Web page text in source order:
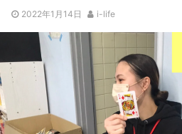
2022年1月14日 i-life